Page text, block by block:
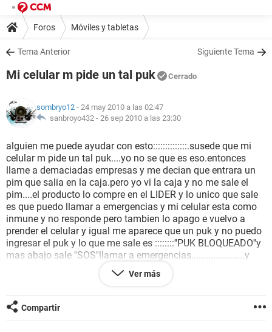
Foros Móviles y tabletas
Tema Anterior Siguiente Tema
Mi celular m pide un tal puk Cerrado
sombryo12 - 24 may 2010 a las 02:47
sanbroyo432 - 26 sep 2010 a las 23:30
alguien me puede ayudar con esto::::::::::::::.susede que mi
celular m pide un tal puk....yo no se que es eso.entonces
llame a demaciadas empresas y me decian que entrara un
pim que salia en la caja.pero yo vi la caja y no me sale el
pim....el producto lo compre en el LIDER y lo unico que sale
es que puedo llamar a emergencias y mi celular esta como
inmune y no responde pero tambien lo apago e vuelvo a
prender el celular y igual me aparece que un puk y no puedo
ingresar el puk y lo que me sale es ::::::::''PUK BLOQUEADO''y
mas abajo sale ''SOS''llamar a emergencias......................y
despues llame a MOVISTAR y me dijieron el puk y el pin pero
yo como lo ingreso si al prenderlo no me lo pide solo sale lo
movistar y no entendi asique espero que me puedan ayudar
dejo mi msn: andres_garra_backan@hotmail.com/espero
Ver más
Compartir